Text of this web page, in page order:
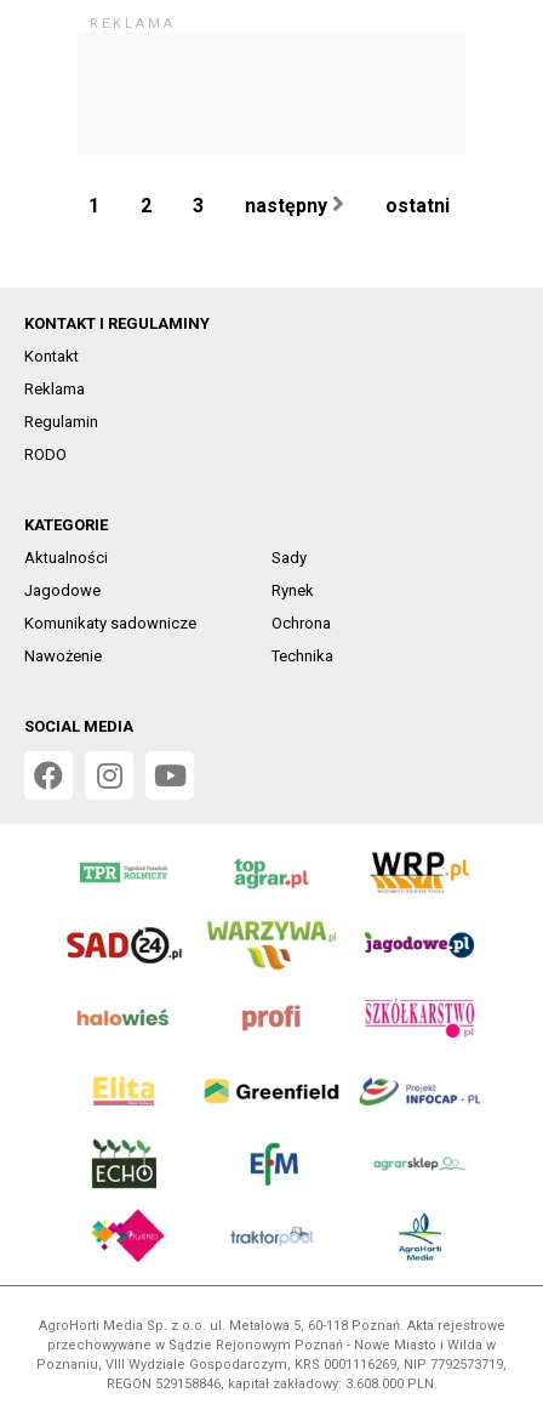
1 2 3 następny ostatni
KONTAKT I REGULAMINY
Kontakt
Reklama
Regulamin
RODO
KATEGORIE
Aktualności
Sady
Jagodowe
Rynek
Komunikaty sadownicze
Ochrona
Nawożenie
Technika
SOCIAL MEDIA
AgroHorti Media Sp. z o.o. ul. Metalowa 5, 60-118 Poznań. Akta rejestrowe
przechowywane w Sądzie Rejonowym Poznań - Nowe Miasto i Wilda w
Poznaniu, VIII Wydziale Gospodarczym, KRS 0001116269, NIP 7792573719,
REGON 529158846, kapitał zakładowy: 3.608.000 PLN.